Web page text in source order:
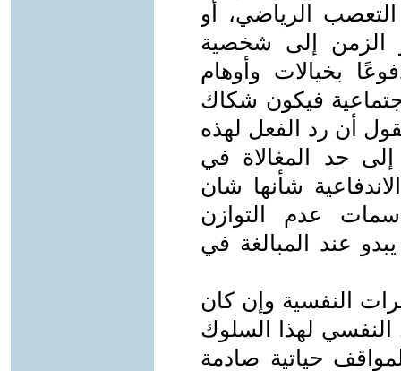
التعصب الرياضي، أو
الزمن إلى شخصية
بخيالات وأوهام
فيكون شكاك
أن رد الفعل لهذه
حد المغالاة في
شأنها شان
عدم التوازن
عند المبالغة في
النفسية وإن كان
النفسي لهذا السلوك
حياتية صادمة